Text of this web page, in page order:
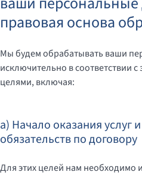
правовая основа
Мы будем обрабатывать ваши
исключительно в соответствии
целями, включая:
a) Начало оказания услуг
обязательств по договору
Для этих целей нам необходимо